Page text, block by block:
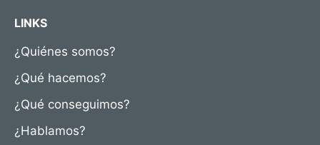
LINKS
¿Quiénes somos?
¿Qué hacemos?
¿Qué conseguimos?
¿Hablamos?